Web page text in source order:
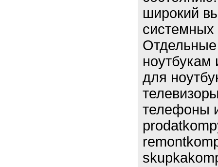
широкий
ноутбукам
для
телефоны